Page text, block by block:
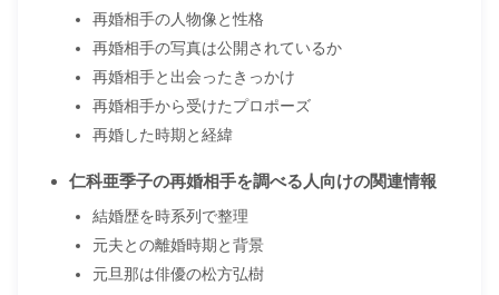
再婚相手の人物像と性格
再婚相手の写真は公開されているか
再婚相手と出会ったきっかけ
再婚相手から受けたプロポーズ
再婚した時期と経緯
仁科亜季子の再婚相手を調べる人向けの関連情報
結婚歴を時系列で整理
元夫との離婚時期と背景
元旦那は俳優の松方弘樹